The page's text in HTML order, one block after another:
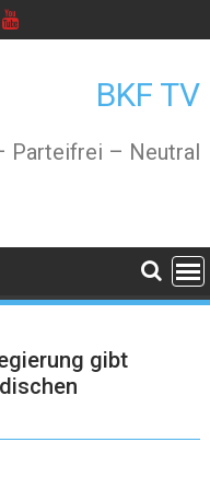
BKF TV
Parteifrei – Neutral
gibt